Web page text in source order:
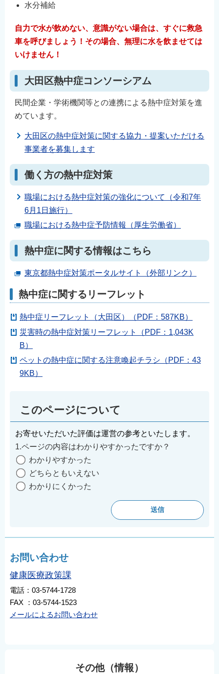
水分補給
自力で水が飲めない、意識がない場合は、すぐに救急
車を呼びましょう！その場合、無理に水を飲ませては
いけません！
大田区熱中症コンソーシアム
民間企業・学術機関等との連携による熱中症対策を進
めています。
大田区の熱中症対策に関する協力・提案いただける
事業者を募集します
働く方の熱中症対策
職場における熱中症対策の強化について（令和7年
6月1日施行）
職場における熱中症予防情報（厚生労働省）
熱中症に関する情報はこちら
東京都熱中症対策ポータルサイト（外部リンク）
熱中症に関するリーフレット
熱中症リーフレット（大田区）（PDF：587KB）
災害時の熱中症対策リーフレット（PDF：1,043K
B）
ペットの熱中症に関する注意喚起チラシ（PDF：43
9KB）
このページについて
お寄せいただいた評価は運営の参考といたします。
1.ページの内容はわかりやすかったですか？
わかりやすかった
どちらともいえない
わかりにくかった
お問い合わせ
健康医療政策課
電話：03-5744-1728
FAX ：03-5744-1523
メールによるお問い合わせ
その他（情報）